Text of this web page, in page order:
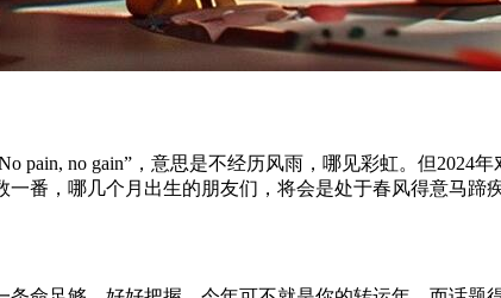
pain, no gain”，意思是不经历风雨，哪见彩虹。但
番，哪几个月出生的朋友们，将会是处于春风得意马蹄